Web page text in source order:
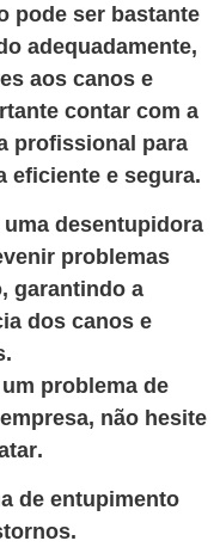
pode ser bastante
adequadamente,
aos canos e
contar com a
profissional para
eficiente e segura.
desentupidora
problemas
garantindo a
dos canos e
problema de
não hesite
.
de entupimento